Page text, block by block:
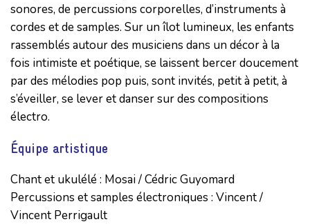
sonores, de percussions corporelles, d’instruments à
cordes et de samples. Sur un îlot lumineux, les enfants
rassemblés autour des musiciens dans un décor à la
fois intimiste et poétique, se laissent bercer doucement
par des mélodies pop puis, sont invités, petit à petit, à
s’éveiller, se lever et danser sur des compositions
électro.
Équipe artistique
Chant et ukulélé : Mosai / Cédric Guyomard
Percussions et samples électroniques : Vincent /
Vincent Perrigault